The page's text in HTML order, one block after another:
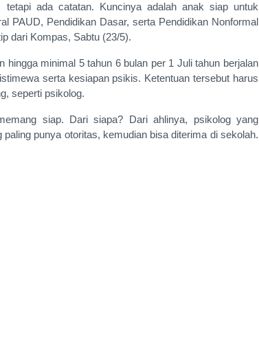
ada catatan. Kuncinya adalah anak siap untuk
PAUD, Pendidikan Dasar, serta Pendidikan Nonformal
dari Kompas, Sabtu (23/5).
minimal 5 tahun 6 bulan per 1 Juli tahun berjalan
serta kesiapan psikis. Ketentuan tersebut harus
seperti psikolog.
siap. Dari siapa? Dari ahlinya, psikolog yang
punya otoritas, kemudian bisa diterima di sekolah.